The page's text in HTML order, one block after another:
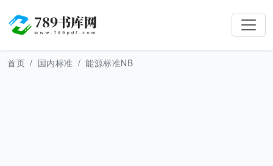
首页 国内标准 能源标准NB